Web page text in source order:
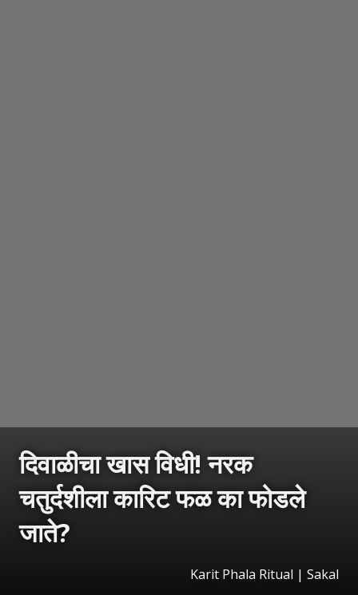
दिवाळीचा खास विधी! नरक
चतुर्दशीला कारिट फळ का फोडले
जाते?
Karit Phala Ritual | Sakal